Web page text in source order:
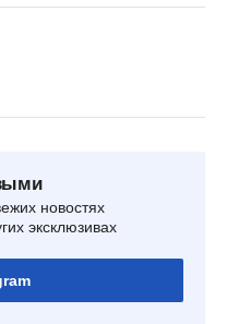
новостях
эксклюзивах